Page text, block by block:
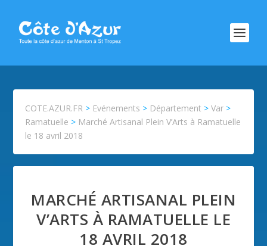
COTE.AZUR.FR > Evénements > Département >Var >
Ramatuelle > Marché Artisanal Plein V’Arts à Ramatuelle
le 18 avril 2018
MARCHÉ ARTISANAL PLEIN
V’ARTS À RAMATUELLE LE
18 AVRIL 2018